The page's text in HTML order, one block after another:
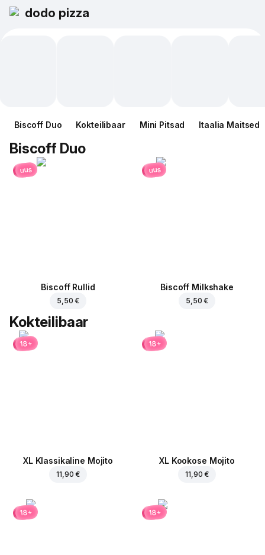
dodo pizza
Biscoff Duo Kokteilibaar Mini Pitsad Itaalia Maitsed
Biscoff Duo
uus
Biscoff Rullid
5,50 €
uus
Biscoff Milkshake
5,50 €
Kokteilibaar
18+
XL Klassikaline Mojito
11,90 €
18+
XL Kookose Mojito
11,90 €
18+ 18+